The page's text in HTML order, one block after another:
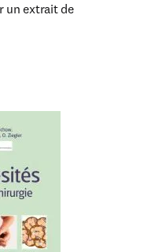
un extrait de